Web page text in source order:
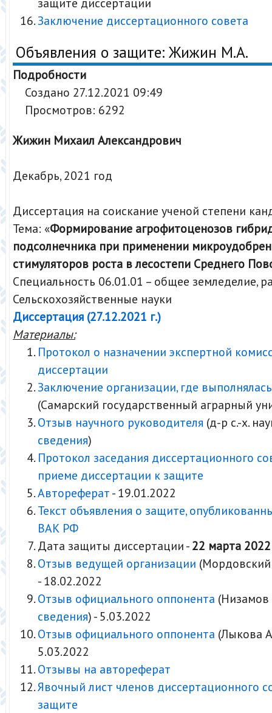
Заключение диссертационного совета
Объявления о защите: Жижин М.А.
Подробности
Создано 27.12.2021 09:49
Просмотров: 6292
Жижин Михаил Александрович
Декабрь, 2021 год
Диссертация на соискание ученой степени
Тема: «Формирование агрофитоценозов
подсолнечника при применении
стимуляторов роста в лесостепи Среднего
Специальность 06.01.01 – общее земледелие,
Сельскохозяйственные науки
Диссертация (27.12.2021 г.)
Материалы:
Протокол о назначении экспертной
диссертации
Заключение организации, где
(Самарский государственный аграрный
Отзыв научного руководителя (д-р с.-х.
сведения)
Протокол заседания диссертационного
приеме диссертации к защите
Автореферат - 19.01.2022
Текст объявления о защите,
ВАК РФ
Дата защиты диссертации - 22 марта
Отзыв ведущей организации
- 18.02.2022
Отзыв официального оппонента (Низамов
сведения) - 5.03.2022
Отзыв официального оппонента (Лыкова
5.03.2022
Отзывы на автореферат
Явочный лист членов диссертационного
защите